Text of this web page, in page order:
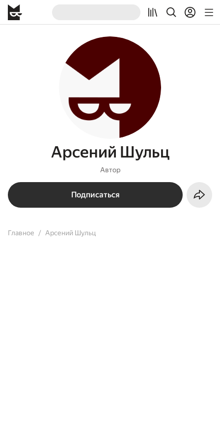
Арсений Шульц
Автор
Подписаться
Главное Арсений Шульц